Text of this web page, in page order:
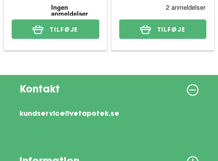
TILFØJE TILFØJE
Kontakt
kundservice@vetapotek.se